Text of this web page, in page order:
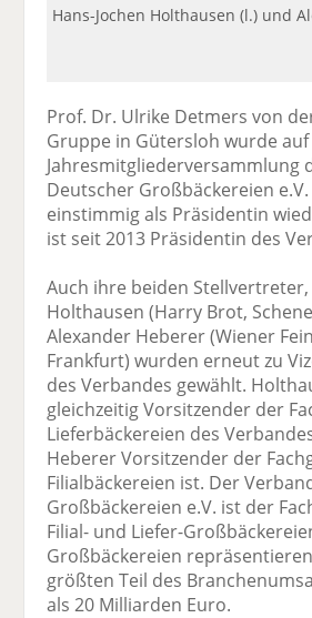
Hans-Jochen Holthausen (l.) und
Prof. Dr. Ulrike Detmers von
Gruppe in Gütersloh wurde
Jahresmitgliederversammlung
Deutscher Großbäckereien
einstimmig als Präsidentin
ist seit 2013 Präsidentin des
Auch ihre beiden Stellvertreter,
Holthausen (Harry Brot,
Alexander Heberer (Wiener
Frankfurt) wurden erneut zu
des Verbandes gewählt.
gleichzeitig Vorsitzender der
Lieferbäckereien des
Heberer Vorsitzender der
Filialbäckereien ist. Der
Großbäckereien e.V. ist der
Filial- und Liefer-
Großbäckereien
größten Teil des
als 20 Milliarden Euro.